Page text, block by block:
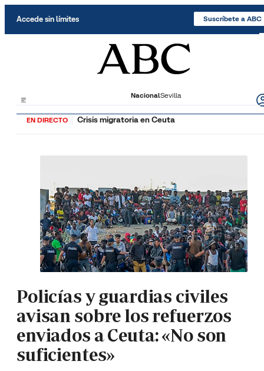
Accede sin límites Suscríbete a ABC
NacionalSevilla
EN DIRECTO Crisis migratoria en Ceuta
Policías y guardias civiles
avisan sobre los refuerzos
enviados a Ceuta: «No son
suficientes»